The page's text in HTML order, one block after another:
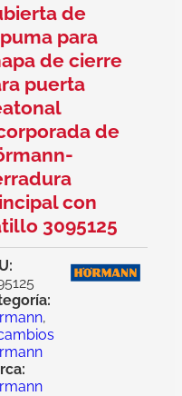
de
para
de cierre
puerta
de
con
3095125
,